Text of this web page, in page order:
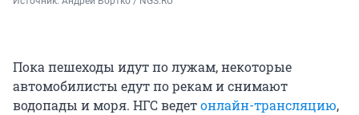
Пока пешеходы идут по лужам, некоторые
автомобилисты едут по рекам и снимают
водопады и моря. НГС ведетонлайн-трансляцию,